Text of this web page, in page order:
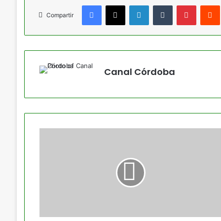
Compartir
Facebook
X LinkedInTumblr Pinterest
Canal Córdoba